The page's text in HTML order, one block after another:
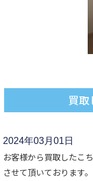
買
2024年03月01日
お客様から買取したこ
させて頂いております